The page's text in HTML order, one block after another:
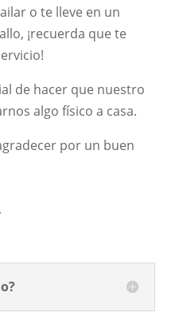
o te lleve en un
¡recuerda que te
de hacer que nuestro
algo físico a casa.
por un buen